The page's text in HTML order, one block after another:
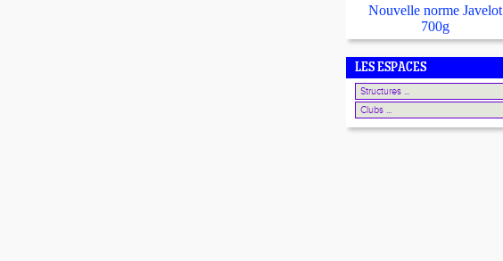
Nouvelle norme Javelot
700g
LES ESPACES